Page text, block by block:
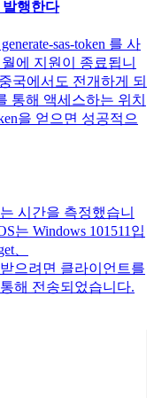
발행한다
sas-token 를 사
에 지원이 종료됩니
국에서도 전개하게 되
통해 액세스하는 위치
을 얻으면 성공적으
시간을 측정했습니
는 Windows 101511입
、
받으려면 클라이언트를
해 전송되었습니다.